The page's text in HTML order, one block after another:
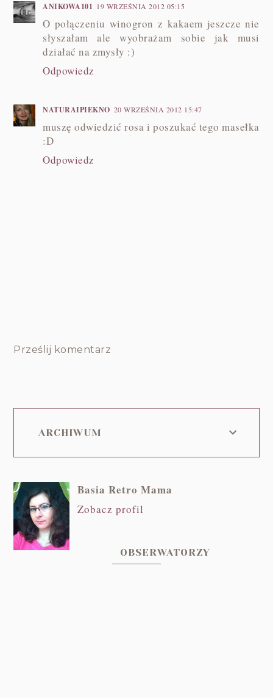
ANIKOWA101 19 WRZEŚNIA 2012 05:15
O połączeniu winogron z kakaem jeszcze nie
słyszałam ale wyobrażam sobie jak musi
działać na zmysły :)
Odpowiedz
NATURAIPIEKNO 20 WRZEŚNIA 2012 15:47
muszę odwiedzić rosa i poszukać tego masełka
:D
Odpowiedz
Prześlij komentarz
ARCHIWUM
Basia Retro Mama
Zobacz profil
OBSERWATORZY